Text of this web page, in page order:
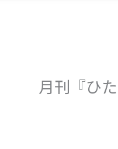
月刊『ひ